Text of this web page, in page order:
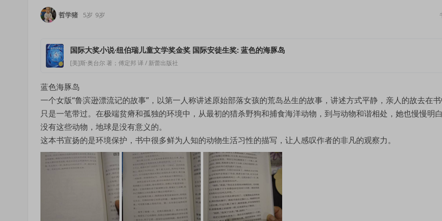
哲学猪 5岁 9岁
国际大奖小说·纽伯瑞儿童文学奖金奖 国际安徒生奖: 蓝色的海豚岛
[美]斯·奥台尔 著；傅定邦 译 / 新蕾出版社
蓝色海豚岛
一个女版“鲁滨逊漂流记的故事”，以第一人称讲述原始部落女孩的荒岛丛生的故事，讲述方式平静，亲人的故去在书
只是一笔带过。在极端贫瘠和孤独的环境中，从最初的猎杀野狗和捕食海洋动物，到与动物和谐相处，她也慢慢明白
没有这些动物，地球是没有意义的。
这本书宣扬的是环境保护，书中很多鲜为人知的动物生活习性的描写，让人感叹作者的非凡的观察力。